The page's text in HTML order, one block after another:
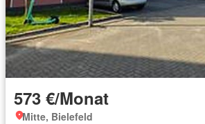
573 €/Monat
Mitte, Bielefeld